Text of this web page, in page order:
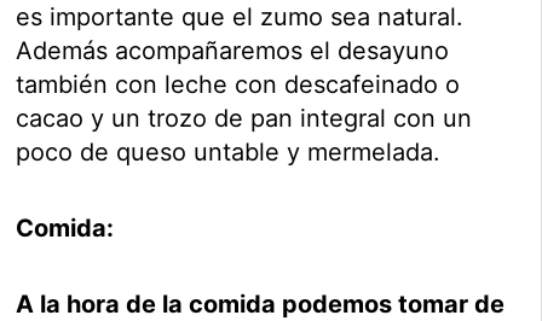
es importante que el zumo sea natural.
Además acompañaremos el desayuno
también con leche con descafeinado o
cacao y un trozo de pan integral con un
poco de queso untable y mermelada.
Comida:
A la hora de la comida podemos tomar de